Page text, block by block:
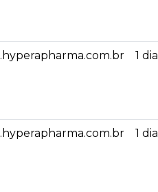
.hyperapharma.com.br 1 dia
.hyperapharma.com.br 1 dia